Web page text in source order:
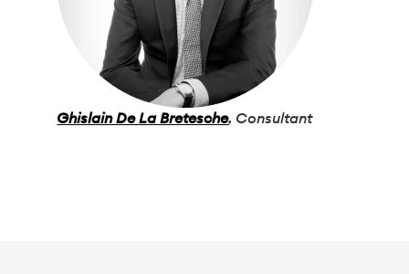
Ghislain De La Bretesche, Consultant